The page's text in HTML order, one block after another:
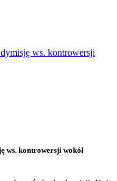
ws. kontrowersji wokół